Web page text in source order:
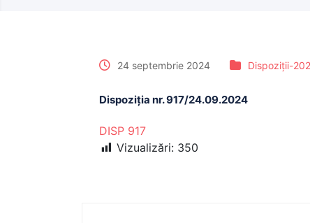
24 septembrie 2024 Dispoziții-
Dispoziția nr. 917/24.09.2024
DISP 917
Vizualizări: 350